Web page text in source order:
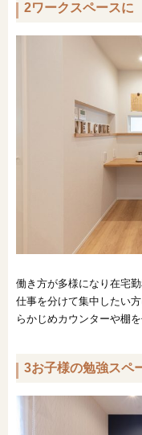
2ワークスペースに
働き方が多様になり在宅
仕事を分けて集中したい
らかじめカウンターや棚
3お子様の勉強スペ